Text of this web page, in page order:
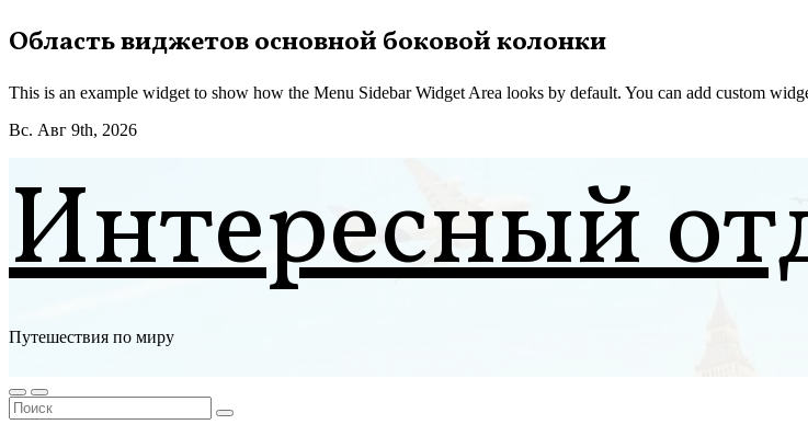
Перейти
к
Область виджетов основной боковой колонки
This is an example widget to show how the Menu Sidebar Widget Area looks by default. You can add custom
Вс. Авг 9th, 2026
Интересный
Путешествия по миру